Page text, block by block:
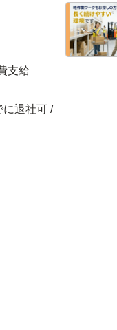
支給
に退社可 /